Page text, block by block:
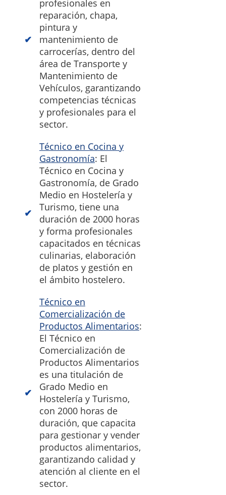
profesionales en
reparación, chapa,
pintura y
mantenimiento de
carrocerías, dentro del
área de Transporte y
Mantenimiento de
Vehículos, garantizando
competencias técnicas
y profesionales para el
sector.
Técnico en Cocina y
Gastronomía: El
Técnico en Cocina y
Gastronomía, de Grado
Medio en Hostelería y
Turismo, tiene una
duración de 2000 horas
y forma profesionales
capacitados en técnicas
culinarias, elaboración
de platos y gestión en
el ámbito hostelero.
Técnico en
Comercialización de
Productos Alimentarios:
El Técnico en
Comercialización de
Productos Alimentarios
es una titulación de
Grado Medio en
Hostelería y Turismo,
con 2000 horas de
duración, que capacita
para gestionar y vender
productos alimentarios,
garantizando calidad y
atención al cliente en el
sector.